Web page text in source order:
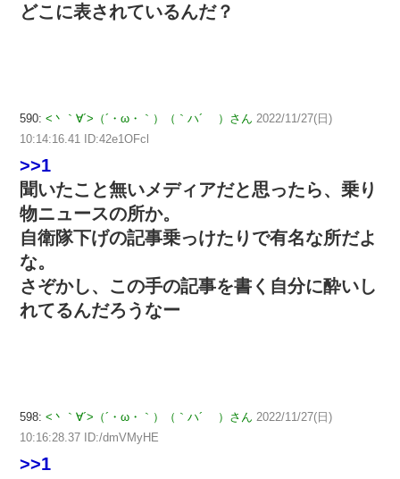
どこに表されているんだ？
590: <丶｀∀´>（´・ω・｀）（｀ハ´ ）さん 2022/11/27(日)
10:14:16.41 ID:42e1OFcl
>>1
聞いたこと無いメディアだと思ったら、乗り
物ニュースの所か。
自衛隊下げの記事乗っけたりで有名な所だよ
な。
さぞかし、この手の記事を書く自分に酔いし
れてるんだろうなー
598: <丶｀∀´>（´・ω・｀）（｀ハ´ ）さん 2022/11/27(日)
10:16:28.37 ID:/dmVMyHE
>>1